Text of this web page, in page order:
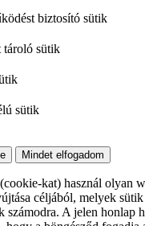
biztosító sütik
tároló sütik
sütik
Mindet elfogadom
kat) használ olyan
céljából, melyek
számodra. A jelen honlap